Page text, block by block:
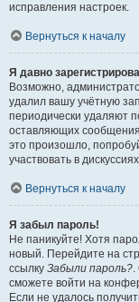
исправления настроек.
Вернуться к началу
Я давно
Возможно,
удалил вашу учётную
периодически удаляют
оставляющих
это произошло,
участвовать в
Вернуться к началу
Я забыл пароль!
Не паникуйте! Хотя
новый. Перейдите на
ссылку Забыли пароль?.
сможете войти на
Если не удалось